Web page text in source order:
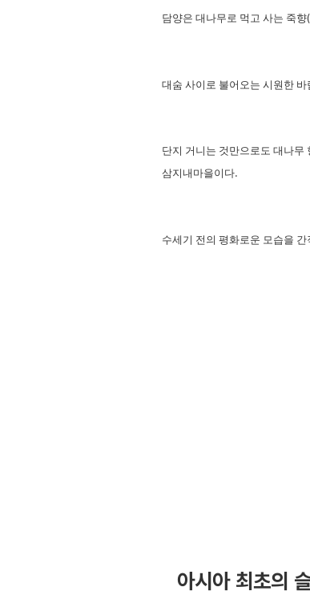
담양은 대나무로 먹고 사는 죽향(
대숨 사이로 불어오는 시원한
단지 거니는 것만으로도 대나무
삼지내마을이다.
수세기 전의 평화로운 모습을
아시아 최초의